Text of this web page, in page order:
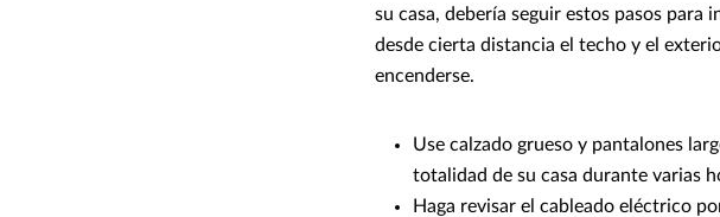
su casa, debería seguir estos pasos para
desde cierta distancia el techo y el
encenderse.
Use calzado grueso y pantalones
totalidad de su casa durante varias
Haga revisar el cableado eléctrico